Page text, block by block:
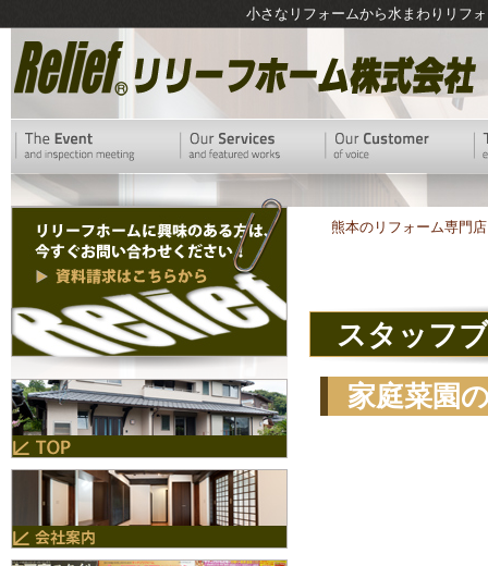
小さなリフォームから水まわりリフ
熊本のリフォーム専門
スタッフ
家庭菜園